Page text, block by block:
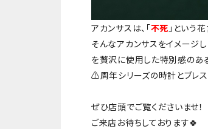
アカンサスは、「不死 」という
そんなアカンサスをイメージ
を贅沢に使用した特別感のあ
⚠️周年シリーズの時計とブレ
ぜひ店頭でご覧くださいませ！
ご来店お待ちしております🍀